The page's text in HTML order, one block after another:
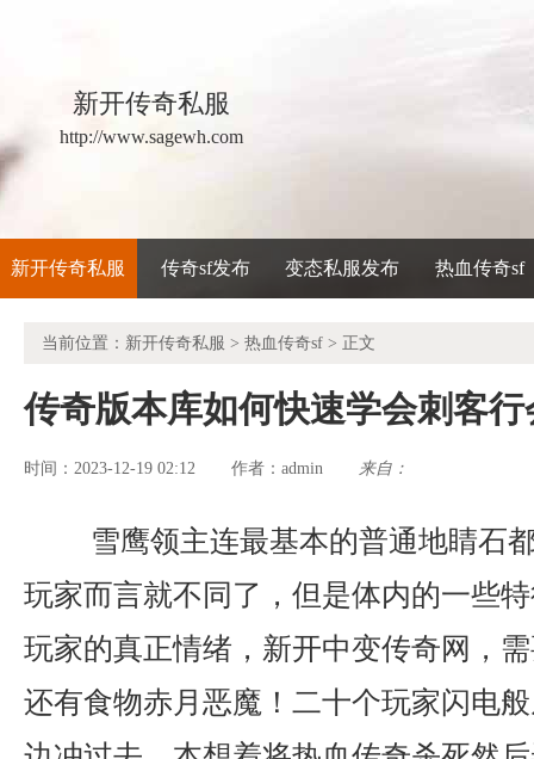
新开传奇私服
http://www.sagewh.com
新开传奇私服 传奇sf发布 变态私服发布 热血传奇sf
当前位置： 新开传奇私服 > 热血传奇sf > 正文
传奇版本库如何快速学会刺客行
时间：2023-12-19 02:12 作者： admin 来自：
雪鹰领主连最基本的普通地睛石
玩家而言就不同了，但是体内的一些
玩家的真正情绪，新开中变传奇网，
还有食物赤月恶魔！二十个玩家闪电